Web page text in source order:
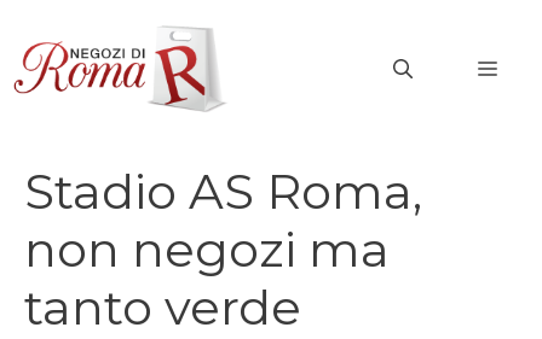
contenuto
Stadio AS Roma,
non negozi ma
tanto verde